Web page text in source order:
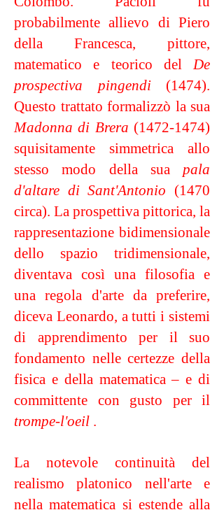
probabilmente allievo di Piero
della Francesca, pittore,
matematico e teorico delDe
prospectiva pingendi(1474).
Questo trattato formalizzò la sua
Madonna di Brera (1472-1474)
squisitamente simmetrica allo
stesso modo della sua pala
d'altare di Sant'Antonio (1470
circa). La prospettiva pittorica, la
rappresentazione bidimensionale
dello spazio tridimensionale,
diventava così una filosofia e
una regola d'arte da preferire,
diceva Leonardo, a tutti i sistemi
di apprendimento per il suo
fondamento nelle certezze della
fisica e della matematica – e di
committente con gusto per il
trompe-l'oeil .
La notevole continuità del
realismo platonico nell'arte e
nella matematica si estende alla